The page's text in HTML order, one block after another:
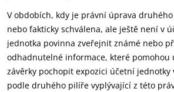
V obdobích, kdy je právní úprava
nebo fakticky schválena, ale ještě není v
jednotka povinna zveřejnit známé nebo
odhadnutelné informace, které pomohou
závěrky pochopit expozici účetní jednotky
podle druhého pilíře vyplývající z této